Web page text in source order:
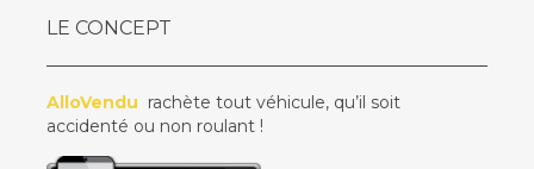
LE CONCEPT
AlloVendu rachète tout véhicule, qu’il soit
accidenté ou non roulant !